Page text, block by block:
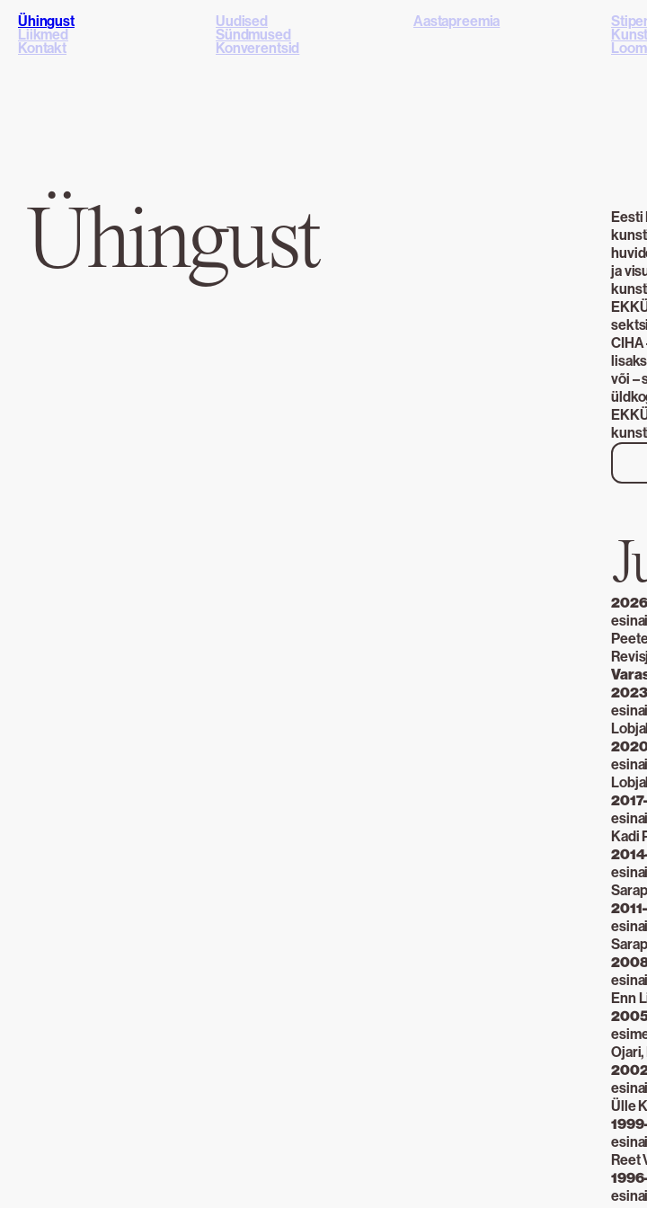
Ühingust
Liikmed
Kontakt
Uudised
Sündmused
Konverentsid
Aastapreemia
Ühingust
Eesti
ja
või –
Kadi
Enn
Ojari,
Ülle
Reet